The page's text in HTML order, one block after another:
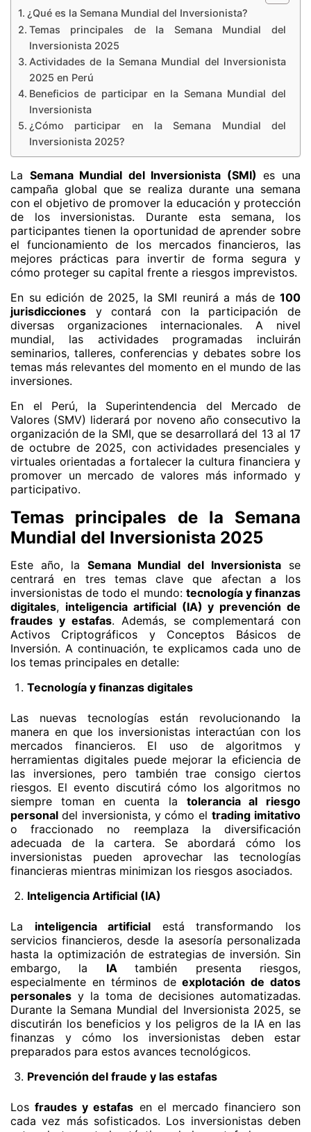
¿Qué es la Semana Mundial del Inversionista?
Temas principales de la Semana Mundial del
Inversionista 2025
Actividades de la Semana Mundial del Inversionista
2025 en Perú
Beneficios de participar en la Semana Mundial del
Inversionista
¿Cómo participar en la Semana Mundial del
Inversionista 2025?
La Semana Mundial del Inversionista (SMI) es una
campaña global que se realiza durante una semana
con el objetivo de promover la educación y protección
de los inversionistas. Durante esta semana, los
participantes tienen la oportunidad de aprender sobre
el funcionamiento de los mercados financieros, las
mejores prácticas para invertir de forma segura y
cómo proteger su capital frente a riesgos imprevistos.
En su edición de 2025, la SMI reunirá a más de 100
jurisdicciones y contará con la participación de
diversas organizaciones internacionales. A nivel
mundial, las actividades programadas incluirán
seminarios, talleres, conferencias y debates sobre los
temas más relevantes del momento en el mundo de las
inversiones.
En el Perú, la Superintendencia del Mercado de
Valores (SMV) liderará por noveno año consecutivo la
organización de la SMI, que se desarrollará del 13 al 17
de octubre de 2025, con actividades presenciales y
virtuales orientadas a fortalecer la cultura financiera y
promover un mercado de valores más informado y
participativo.
Temas principales de la Semana
Mundial del Inversionista 2025
Este año, la Semana Mundial del Inversionista se
centrará en tres temas clave que afectan a los
inversionistas de todo el mundo: tecnología y finanzas
digitales, inteligencia artificial (IA) y prevención de
fraudes y estafas. Además, se complementará con
Activos Criptográficos y Conceptos Básicos de
Inversión. A continuación, te explicamos cada uno de
los temas principales en detalle:
Tecnología y finanzas digitales
Las nuevas tecnologías están revolucionando la
manera en que los inversionistas interactúan con los
mercados financieros. El uso de algoritmos y
herramientas digitales puede mejorar la eficiencia de
las inversiones, pero también trae consigo ciertos
riesgos. El evento discutirá cómo los algoritmos no
siempre toman en cuenta la tolerancia al riesgo
personal del inversionista, y cómo eltrading imitativo
o fraccionado no reemplaza la diversificación
adecuada de la cartera. Se abordará cómo los
inversionistas pueden aprovechar las tecnologías
financieras mientras minimizan los riesgos asociados.
Inteligencia Artificial (IA)
La inteligencia artificial está transformando los
servicios financieros, desde la asesoría personalizada
hasta la optimización de estrategias de inversión. Sin
embargo, la IAtambién presenta riesgos,
especialmente en términos deexplotación de datos
personales y la toma de decisiones automatizadas.
Durante la Semana Mundial del Inversionista 2025, se
discutirán los beneficios y los peligros de la IA en las
finanzas y cómo los inversionistas deben estar
preparados para estos avances tecnológicos.
Prevención del fraude y las estafas
Losfraudes y estafas en el mercado financiero son
cada vez más sofisticados. Los inversionistas deben